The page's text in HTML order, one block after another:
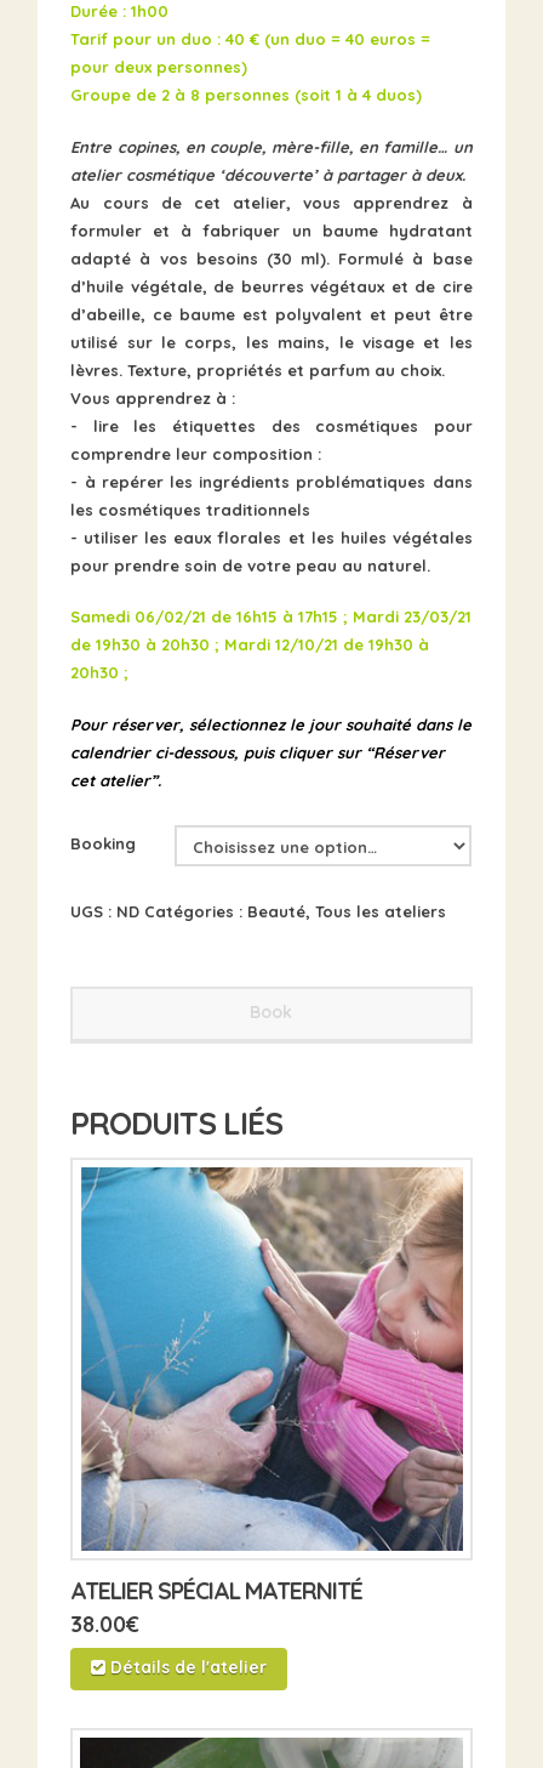
Durée : 1h00
Tarif pour un duo : 40 € (un duo = 40 euros =
pour deux personnes)
Groupe de 2 à 8 personnes (soit 1 à 4 duos)
Entre copines, en couple, mère-fille, en famille… un
atelier cosmétique ‘découverte’ à partager à deux.
Au cours de cet atelier, vous apprendrez à
formuler et à fabriquer un baume hydratant
adapté à vos besoins (30 ml). Formulé à base
d’huile végétale, de beurres végétaux et de cire
d’abeille, ce baume est polyvalent et peut être
utilisé sur le corps, les mains, le visage et les
lèvres. Texture, propriétés et parfum au choix.
Vous apprendrez à :
- lire les étiquettes des cosmétiques pour
comprendre leur composition :
- à repérer les ingrédients problématiques dans
les cosmétiques traditionnels
- utiliser les eaux florales et les huiles végétales
pour prendre soin de votre peau au naturel.
Samedi 06/02/21 de 16h15 à 17h15 ; Mardi 23/03/21
de19h30 à 20h30 ; Mardi 12/10/21 de19h30 à
20h30 ;
Pour réserver, sélectionnez le jour souhaité dans le
calendrier ci-dessous, puis cliquer sur “Réserver
cet atelier”.
Booking
UGS : ND Catégories : Beauté,Tous les ateliers
Book
PRODUITS LIÉS
ATELIER SPÉCIAL MATERNITÉ
38.00€
Détails de l'atelier